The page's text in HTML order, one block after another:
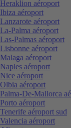
Heraklion aéroport
Ibiza aéroport
Lanzarote aéroport
La-Palma aéroport
Las-Palmas aéroport
Lisbonne aéroport
Malaga aéroport
Naples aéroport
Nice aéroport
Olbia aéroport
Palma-De-Mallorca
Porto aéroport
Tenerife aéroport sud
Valencia aéroport